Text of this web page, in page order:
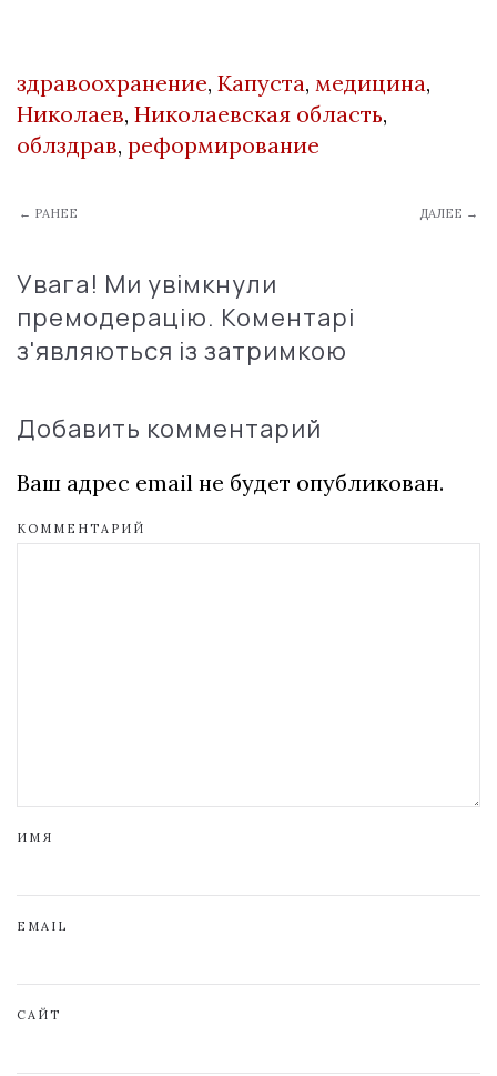
здравоохранение, Капуста, медицина,
Николаев, Николаевская область,
облздрав, реформирование
← РАНЕЕ ДАЛЕЕ →
Увага! Ми увімкнули
премодерацію. Коментарі
з'являються із затримкою
Добавить комментарий
Ваш адрес email не будет опубликован.
КОММЕНТАРИЙ
ИМЯ
EMAIL
САЙТ